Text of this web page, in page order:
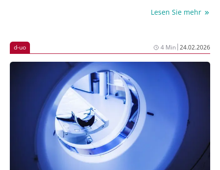
dieser Tumorerkrankungen sind in Deutschland
die Erfassung und wissenschaftliche Auswertung der
Versorgungsqualität urologischer
Tumorerkrankungen ist deren standardisierte
Dokumentation [2]. Dies ist daher das Ziel der
VERSUS-Studie von d-uo. Eine aktuelle Analyse der
VERSUS-Studie, die hier vorgestellt wird, beleuchtet
den Diagnoseanlass, der zur Detektion eines
Urothelkarzinoms geführt hat.
Lesen Sie mehr
d-uo 4 Min|24.02.2026